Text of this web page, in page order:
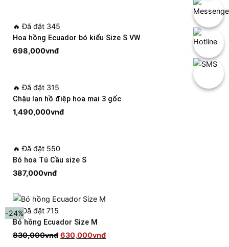
🔥 Đã đặt 345
Hoa hồng Ecuador bó kiểu Size S VW
698,000vnđ
🔥 Đã đặt 315
Chậu lan hồ điệp hoa mai 3 gốc
1,490,000vnđ
🔥 Đã đặt 550
Bó hoa Tú Cầu size S
387,000vnđ
-24%
🔥 Đã đặt 715
Bó hồng Ecuador Size M
830,000vnđ Giá
gốc
630,000vnđGiá
hiện